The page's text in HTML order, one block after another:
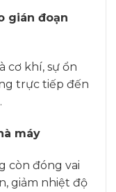
gián đoạn
cơ khí, sự ổn
trực tiếp đến
máy
còn đóng vai
giảm nhiệt độ